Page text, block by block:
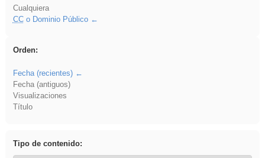
Cualquiera
CCo Dominio Público
Orden:
Fecha (recientes)
Fecha (antiguos)
Visualizaciones
Título
Tipo de contenido: